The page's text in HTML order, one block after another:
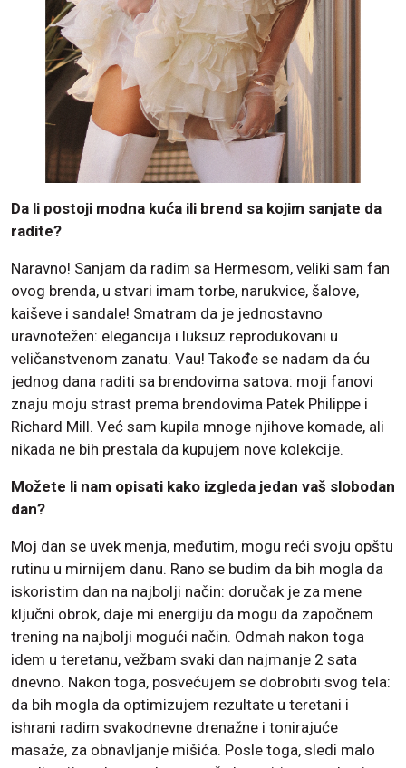
Da li postoji modna kuća ili brend sa kojim sanjate da
radite?
Naravno! Sanjam da radim sa Hermesom, veliki sam fan
ovog brenda, u stvari imam torbe, narukvice, šalove,
kaiševe i sandale! Smatram da je jednostavno
uravnotežen: elegancija i luksuz reprodukovani u
veličanstvenom zanatu. Vau! Takođe se nadam da ću
jednog dana raditi sa brendovima satova: moji fanovi
znaju moju strast prema brendovima Patek Philippe i
Richard Mill. Već sam kupila mnoge njihove komade, ali
nikada ne bih prestala da kupujem nove kolekcije.
Možete li nam opisati kako izgleda jedan vaš slobodan
dan?
Moj dan se uvek menja, međutim, mogu reći svoju opštu
rutinu u mirnijem danu. Rano se budim da bih mogla da
iskoristim dan na najbolji način: doručak je za mene
ključni obrok, daje mi energiju da mogu da započnem
trening na najbolji mogući način. Odmah nakon toga
idem u teretanu, vežbam svaki dan najmanje 2 sata
dnevno. Nakon toga, posvećujem se dobrobiti svog tela:
da bih mogla da optimizujem rezultate u teretani i
ishrani radim svakodnevne drenažne i tonirajuće
masaže, za obnavljanje mišića. Posle toga, sledi malo